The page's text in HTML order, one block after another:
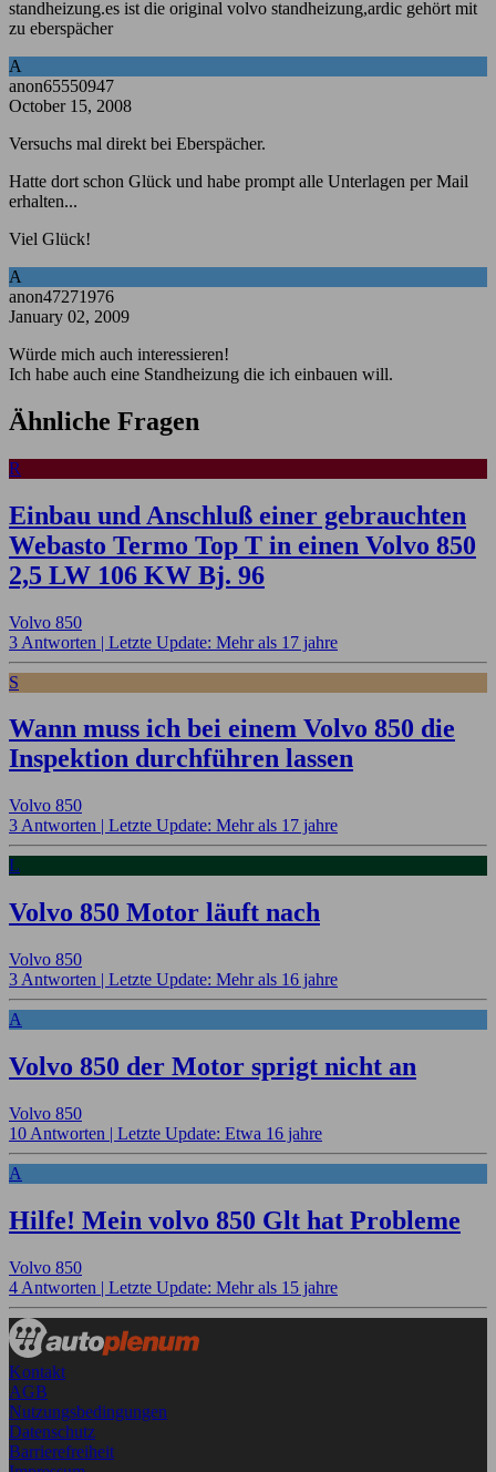
standheizung.es ist die original volvo standheizung,ardic gehört mit
zu eberspächer
A
anon65550947
October 15, 2008
Versuchs mal direkt bei Eberspächer.
Hatte dort schon Glück und habe prompt alle Unterlagen per Mail
erhalten...
Viel Glück!
A
anon47271976
January 02, 2009
Würde mich auch interessieren!
Ich habe auch eine Standheizung die ich einbauen will.
Ähnliche Fragen
R
Einbau und Anschluß einer gebrauchten
Webasto Termo Top T in einen Volvo 850
2,5 LW 106 KW Bj. 96
Volvo 850
3 Antworten | Letzte Update: Mehr als 17 jahre
S
Wann muss ich bei einem Volvo 850 die
Inspektion durchführen lassen
Volvo 850
3 Antworten | Letzte Update: Mehr als 17 jahre
L
Volvo 850 Motor läuft nach
Volvo 850
3 Antworten | Letzte Update: Mehr als 16 jahre
A
Volvo 850 der Motor sprigt nicht an
Volvo 850
10 Antworten | Letzte Update: Etwa 16 jahre
A
Hilfe! Mein volvo 850 Glt hat Probleme
Volvo 850
4 Antworten | Letzte Update: Mehr als 15 jahre
Kontakt
AGB
Nutzungsbedingungen
Datenschutz
Barrierefreiheit